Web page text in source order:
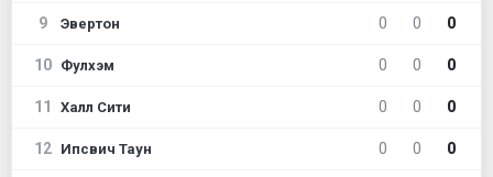
9 Эвертон 0 0 0
10 Фулхэм 0 0 0
11 Халл Сити 0 0 0
12 Ипсвич Таун 0 0 0